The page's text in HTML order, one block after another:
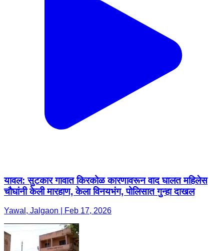
यावल: सुटकार गावात किरकोळ कारणावरून वाद घालत महिलेस
चौघांनी केली मारहाण, केला विनयभंग, पोलिसात गुन्हा दाखल
Yawal, Jalgaon | Feb 17, 2026